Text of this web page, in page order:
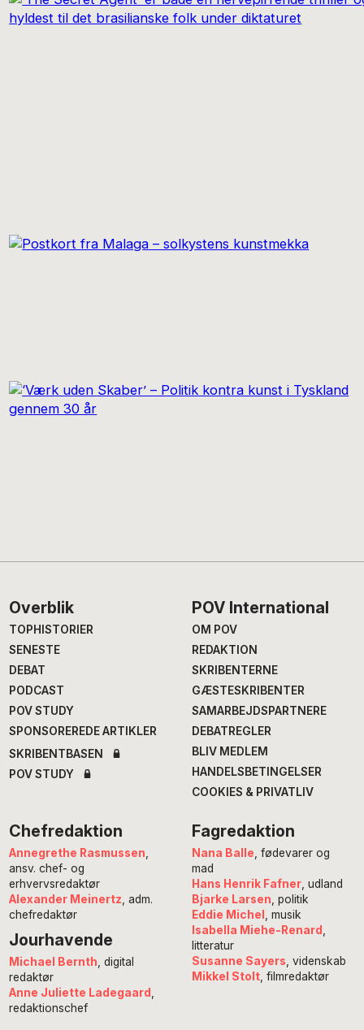
Footer
Overblik
TOPHISTORIER
SENESTE
DEBAT
PODCAST
POV STUDY
SPONSOREREDE ARTIKLER
SKRIBENTBASEN
POV STUDY
POV International
OM POV
REDAKTION
SKRIBENTERNE
GÆSTESKRIBENTER
SAMARBEJDSPARTNERE
DEBATREGLER
BLIV MEDLEM
HANDELSBETINGELSER
COOKIES & PRIVATLIV
Chefredaktion
Annegrethe Rasmussen
ansv. chef- og
erhvervsredaktør
Alexander Meinertz , adm.
chefredaktør
Jourhavende
Michael Bernth , digital
redaktør
Anne Juliette Ladegaard
redaktionschef
Fagredaktion
Nana Balle , fødevarer og
mad
Hans Henrik Fafner, udland
Bjarke Larsen , politik
Eddie Michel
, musik
Isabella Miehe-Renard
litteratur
Susanne Sayers , videnskab
Mikkel Stolt, filmredaktør